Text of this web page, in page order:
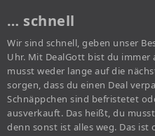
… schnell
Wir sind schnell, geben unser
Uhr. Mit DealGott bist du immer
musst weder lange auf die
sorgen, dass du einen Deal
Schnäppchen sind befristetet
ausverkauft. Das heißt, du
denn sonst ist alles weg. Das ist